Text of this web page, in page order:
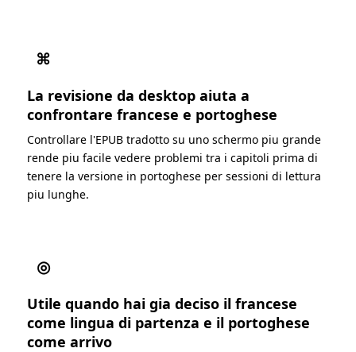
⌘
La revisione da desktop aiuta a
confrontare francese e portoghese
Controllare l'EPUB tradotto su uno schermo piu grande
rende piu facile vedere problemi tra i capitoli prima di
tenere la versione in portoghese per sessioni di lettura
piu lunghe.
◎
Utile quando hai gia deciso il francese
come lingua di partenza e il portoghese
come arrivo